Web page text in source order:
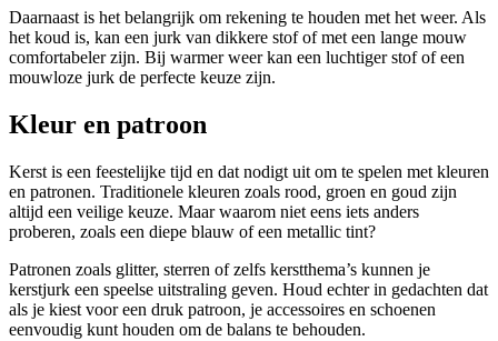
Daarnaast is het belangrijk om rekening te houden met het weer. Als
het koud is, kan een jurk van dikkere stof of met een lange mouw
comfortabeler zijn. Bij warmer weer kan een luchtiger stof of een
mouwloze jurk de perfecte keuze zijn.
Kleur en patroon
Kerst is een feestelijke tijd en dat nodigt uit om te spelen met kleuren
en patronen. Traditionele kleuren zoals rood, groen en goud zijn
altijd een veilige keuze. Maar waarom niet eens iets anders
proberen, zoals een diepe blauw of een metallic tint?
Patronen zoals glitter, sterren of zelfs kerstthema’s kunnen je
kerstjurk een speelse uitstraling geven. Houd echter in gedachten dat
als je kiest voor een druk patroon, je accessoires en schoenen
eenvoudig kunt houden om de balans te behouden.